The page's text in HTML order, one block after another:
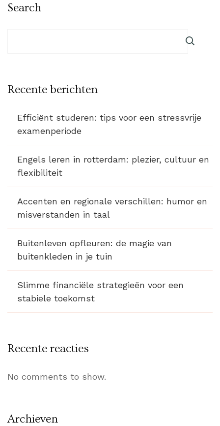
Search
Recente berichten
Efficiënt studeren: tips voor een stressvrije
examenperiode
Engels leren in rotterdam: plezier, cultuur en
flexibiliteit
Accenten en regionale verschillen: humor en
misverstanden in taal
Buitenleven opfleuren: de magie van
buitenkleden in je tuin
Slimme financiële strategieën voor een
stabiele toekomst
Recente reacties
No comments to show.
Archieven